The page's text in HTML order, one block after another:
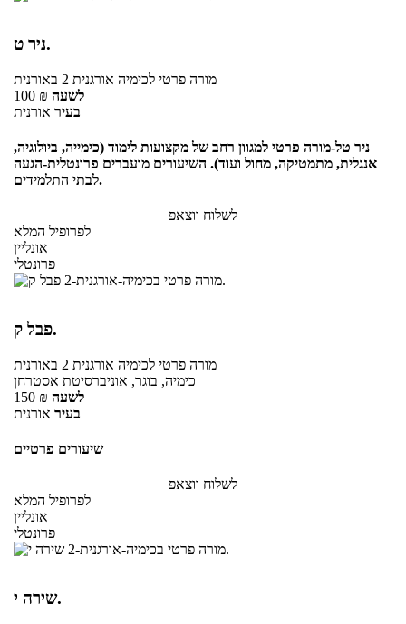
ניר ט.
מורה פרטי לכימיה אורגנית 2
באורנית
100 ₪ לשעה
בעיר אורנית
ניר טל-מורה פרטי למגוון רחב של מקצועות לימוד (כימייה, ביולוגיה,
אנגלית, מתמטיקה, מחול ועוד). השיעורים מועברים פרונטלית-הגעה
לבתי התלמידים.
לשלוח ווצאפ
לפרופיל המלא
אונליין
פרונטלי
פבל ק.
מורה פרטי לכימיה אורגנית 2
באורנית
כימיה, בוגר, אוניברסיטת אסטרחן
150 ₪ לשעה
בעיר אורנית
שיעורים פרטיים
לשלוח ווצאפ
לפרופיל המלא
אונליין
פרונטלי
שירה י.